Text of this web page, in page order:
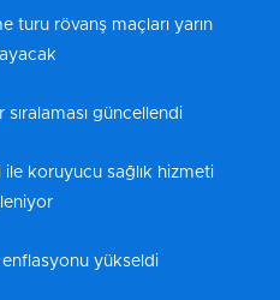
turu rövanş maçları yarın
sıralaması güncellendi
ile koruyucu sağlık hizmeti
enflasyonu yükseldi